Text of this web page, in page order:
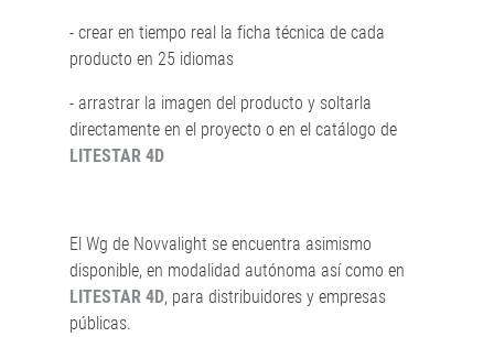
- crear en tiempo real la ficha técnica de cada
producto en 25 idiomas
- arrastrar la imagen del producto y soltarla
directamente en el proyecto o en el catálogo de
LITESTAR 4D
El Wg de Novvalight se encuentra asimismo
disponible, en modalidad autónoma así como en
LITESTAR 4D, para distribuidores y empresas
públicas.